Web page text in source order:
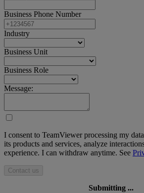
Business Phone Number
Industry
Business Unit
Business Role
Message:
I consent to TeamViewer processing my
its products and services, analyze
experience. I can withdraw anytime. See
Contact us
Submitting ...